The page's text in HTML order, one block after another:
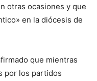
otras ocasiones y que
en la diócesis de
que mientras
por los partidos